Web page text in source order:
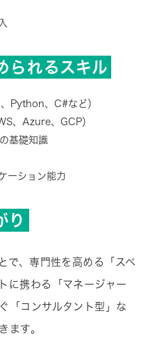
られるスキル
Python、C#など）
、Azure、GCP）
基礎知識
ーション能力
り
で、専門性を高める「スペ
に携わる「マネージャー
「コンサルタント型」な
ます。